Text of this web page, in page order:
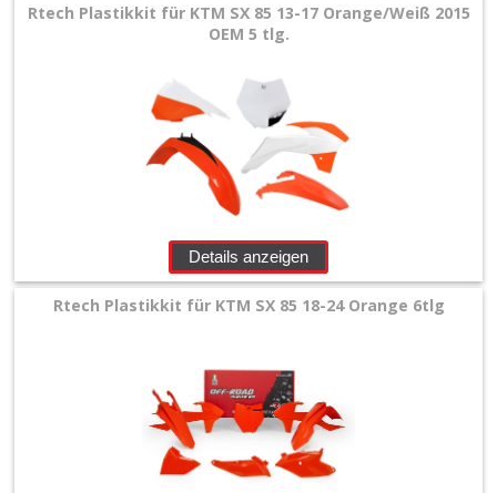
Rtech Plastikkit für KTM SX 85 13-17 Orange/Weiß 2015
OEM 5 tlg.
Details anzeigen
Rtech Plastikkit für KTM SX 85 18-24 Orange 6tlg